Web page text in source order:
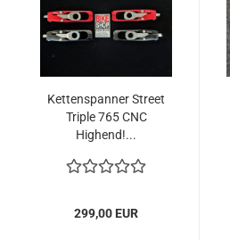
Kettenspanner Street
Triple 765 CNC
Highend!...
299,00 EUR